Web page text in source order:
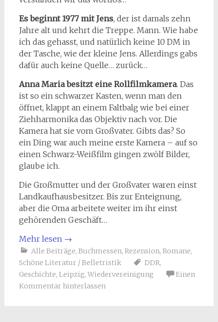
Es beginnt 1977 mit Jens, der ist damals zehn
Jahre alt und kehrt die Treppe. Mann. Wie habe
ich das gehasst, und natürlich keine 10 DM in
der Tasche, wie der kleine Jens. Allerdings gabs
dafür auch keine Quelle… zurück…
Anna Maria besitzt eine Rollfilmkamera. Das
ist so ein schwarzer Kasten, wenn man den
öffnet, klappt an einem Faltbalg wie bei einer
Ziehharmonika das Objektiv nach vor. Die
Kamera hat sie vom Großvater. Gibts das? So
ein Ding war auch meine erste Kamera – auf so
einen Schwarz-Weißfilm gingen zwölf Bilder,
glaube ich.
Die Großmutter und der Großvater waren einst
Landkaufhausbesitzer. Bis zur Enteignung,
aber die Oma arbeitete weiter im ihr einst
gehörenden Geschäft…
Mehr lesen →
Alle Beiträge, Buchmessen, Rezension, Romane,
Schöne Literatur / Belletristik
DDR,
Geschichte, Leipzig, Wiedervereinigung
Einen
Kommentar hinterlassen